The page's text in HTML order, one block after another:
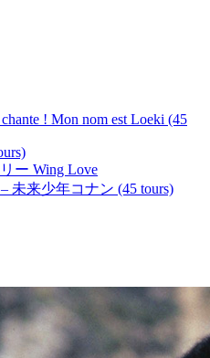
! Mon nom est Loeki (45
ー Wing Love
未来少年コナン (45 tours)